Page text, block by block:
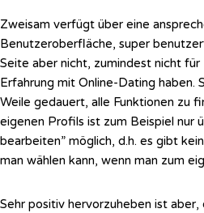
Zweisam verfügt über eine
Benutzeroberfläche, super
Seite aber nicht, zumindest nicht
Erfahrung mit Online-Dating haben.
Weile gedauert, alle Funktionen zu
eigenen Profils ist zum Beispiel nur
bearbeiten” möglich, d.h. es gibt
man wählen kann, wenn man zum
Sehr positiv hervorzuheben ist